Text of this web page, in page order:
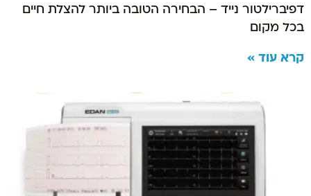
דפיברילטור נייד – הבחירה הטובה ביותר להצלת חיים
בכל מקום
קרא עוד »